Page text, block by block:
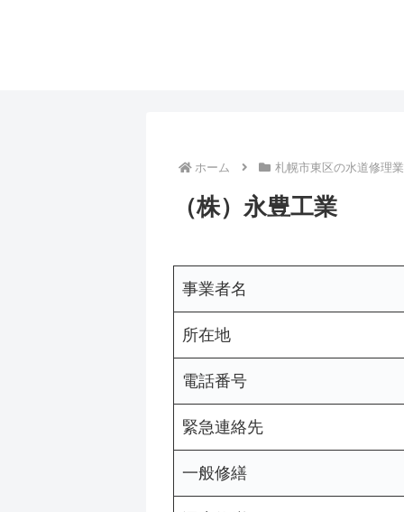
ホーム 札幌市東区の水道修理
（株）永豊工業
事業者名
所在地
電話番号
緊急連絡先
一般修繕